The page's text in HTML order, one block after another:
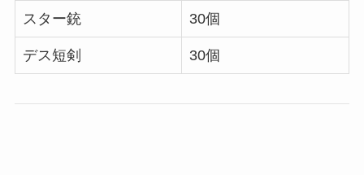
スター銃 30個
デス短剣 30個